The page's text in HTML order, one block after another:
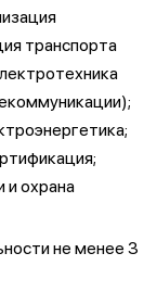
транспорта
и охрана
не менее 3